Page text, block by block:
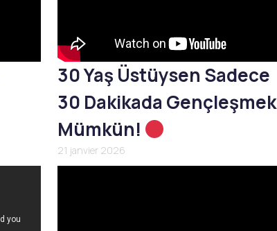
30 Yaş Üstüysen Sadece
30 Dakikada Gençleşmek
Mümkün!
21 janvier 2026